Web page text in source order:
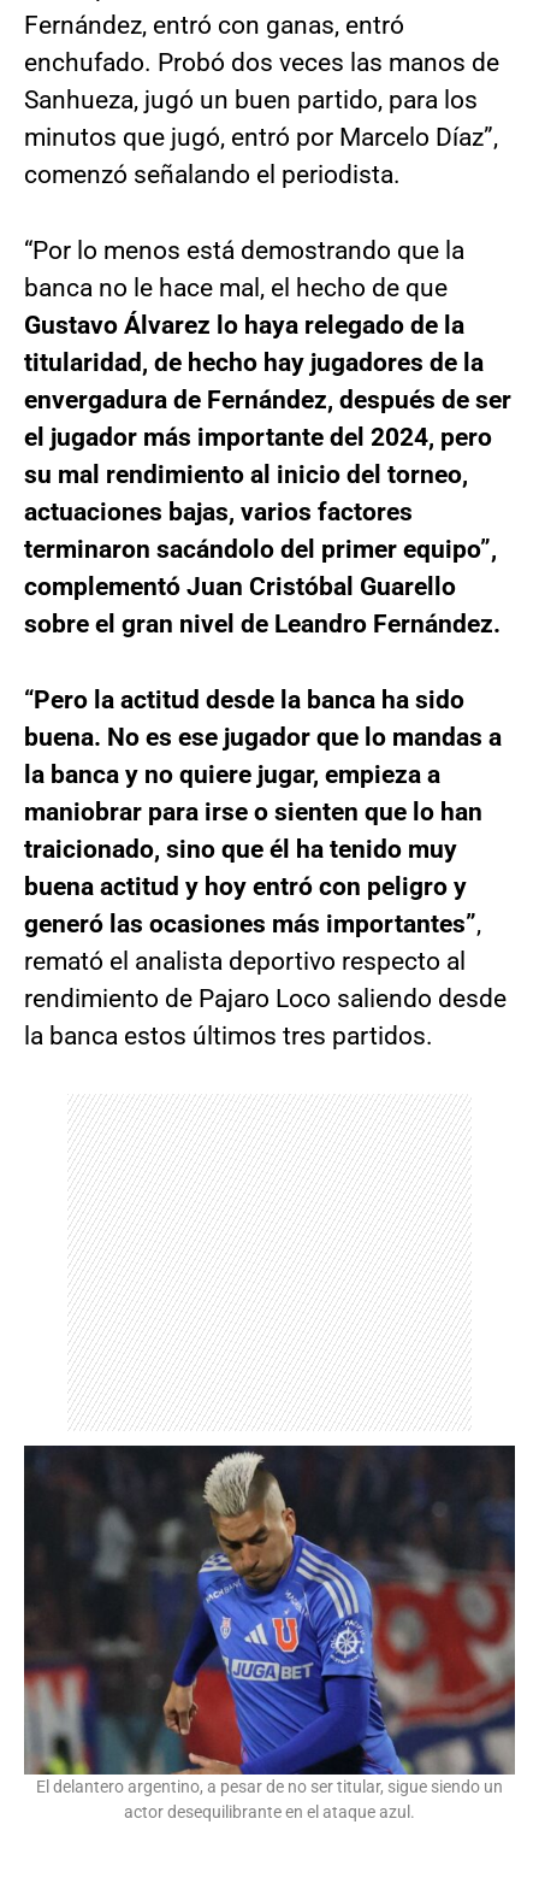
Fernández, entró con ganas, entró
enchufado. Probó dos veces las manos de
Sanhueza, jugó un buen partido, para los
minutos que jugó, entró por Marcelo Díaz”,
comenzó señalando el periodista.
“Por lo menos está demostrando que la
banca no le hace mal, el hecho de que
Gustavo Álvarez lo haya relegado de la
titularidad, de hecho hay jugadores de la
envergadura de Fernández, después de ser
el jugador más importante del 2024, pero
su mal rendimiento al inicio del torneo,
actuaciones bajas, varios factores
terminaron sacándolo del primer equipo”,
complementó Juan Cristóbal Guarello
sobre el gran nivel de Leandro Fernández.
“Pero la actitud desde la banca ha sido
buena. No es ese jugador que lo mandas a
la banca y no quiere jugar, empieza a
maniobrar para irse o sienten que lo han
traicionado, sino que él ha tenido muy
buena actitud y hoy entró con peligro y
generó las ocasiones más importantes”,
remató el analista deportivo respecto al
rendimiento de Pajaro Loco saliendo desde
la banca estos últimos tres partidos.
El delantero argentino, a pesar de no ser titular, sigue siendo un
actor desequilibrante en el ataque azul.